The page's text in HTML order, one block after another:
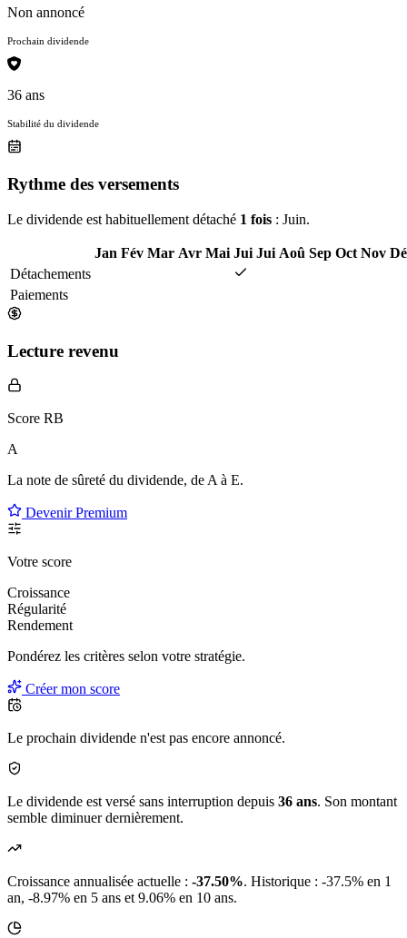
Non annoncé
Prochain dividende
36 ans
Stabilité du dividende
Rythme des versements
Le dividende est habituellement détaché 1 fois : Juin.
Jan Fév Mar Avr Mai Jui Jui Aoû Sep Oct Nov
Détachements
Paiements
Lecture revenu
Score RB
A
La note de sûreté du dividende, de A à E.
Devenir Premium
Votre score
Croissance
Régularité
Rendement
Pondérez les critères selon votre stratégie.
Créer mon score
Le prochain dividende n'est pas encore annoncé.
Le dividende est versé sans interruption depuis 36 ans. Son montant
semble diminuer dernièrement.
Croissance annualisée actuelle : -37.50%. Historique : -37.5% en 1
an, -8.97% en 5 ans et 9.06% en 10 ans.